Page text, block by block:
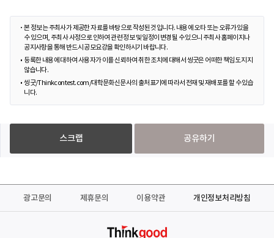
본 정보는 주최사가 제공한 자료를 바탕으로 작성된 것입니다. 내용에 오타 또는 오류가 있을
수 있으며, 주최사 사정으로 인하여 관련 정보 및 일정이 변경될 수 있으니 주최사 홈페이지나
공지사항을 통해 반드시 공모요강을 확인하시기 바랍니다.
등록한 내용에 대하여 사용자가 이를 신뢰하여 취한 조치에 대해서 씽굿은 어떠한 책임도 지지
않습니다.
씽굿/Thinkcontest.com/대학문화신문사의 출처표기에 따라서 전재 및 재배포를 할 수 있습
니다.
스크랩 공유하기
광고문의 제휴문의 이용약관 개인정보처리방침